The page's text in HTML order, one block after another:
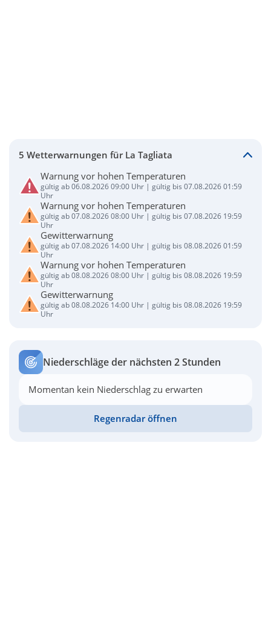
5 Wetterwarnungen für La Tagliata
Warnung vor hohen Temperaturen
gültig ab 06.08.2026 09:00 Uhr | gültig bis 07.08.2026 01:59
Uhr
Warnung vor hohen Temperaturen
gültig ab 07.08.2026 08:00 Uhr | gültig bis 07.08.2026 19:59
Uhr
Gewitterwarnung
gültig ab 07.08.2026 14:00 Uhr | gültig bis 08.08.2026 01:59
Uhr
Warnung vor hohen Temperaturen
gültig ab 08.08.2026 08:00 Uhr | gültig bis 08.08.2026 19:59
Uhr
Gewitterwarnung
gültig ab 08.08.2026 14:00 Uhr | gültig bis 08.08.2026 19:59
Uhr
Niederschläge der nächsten 2 Stunden
Momentan kein Niederschlag zu erwarten
Regenradar öffnen